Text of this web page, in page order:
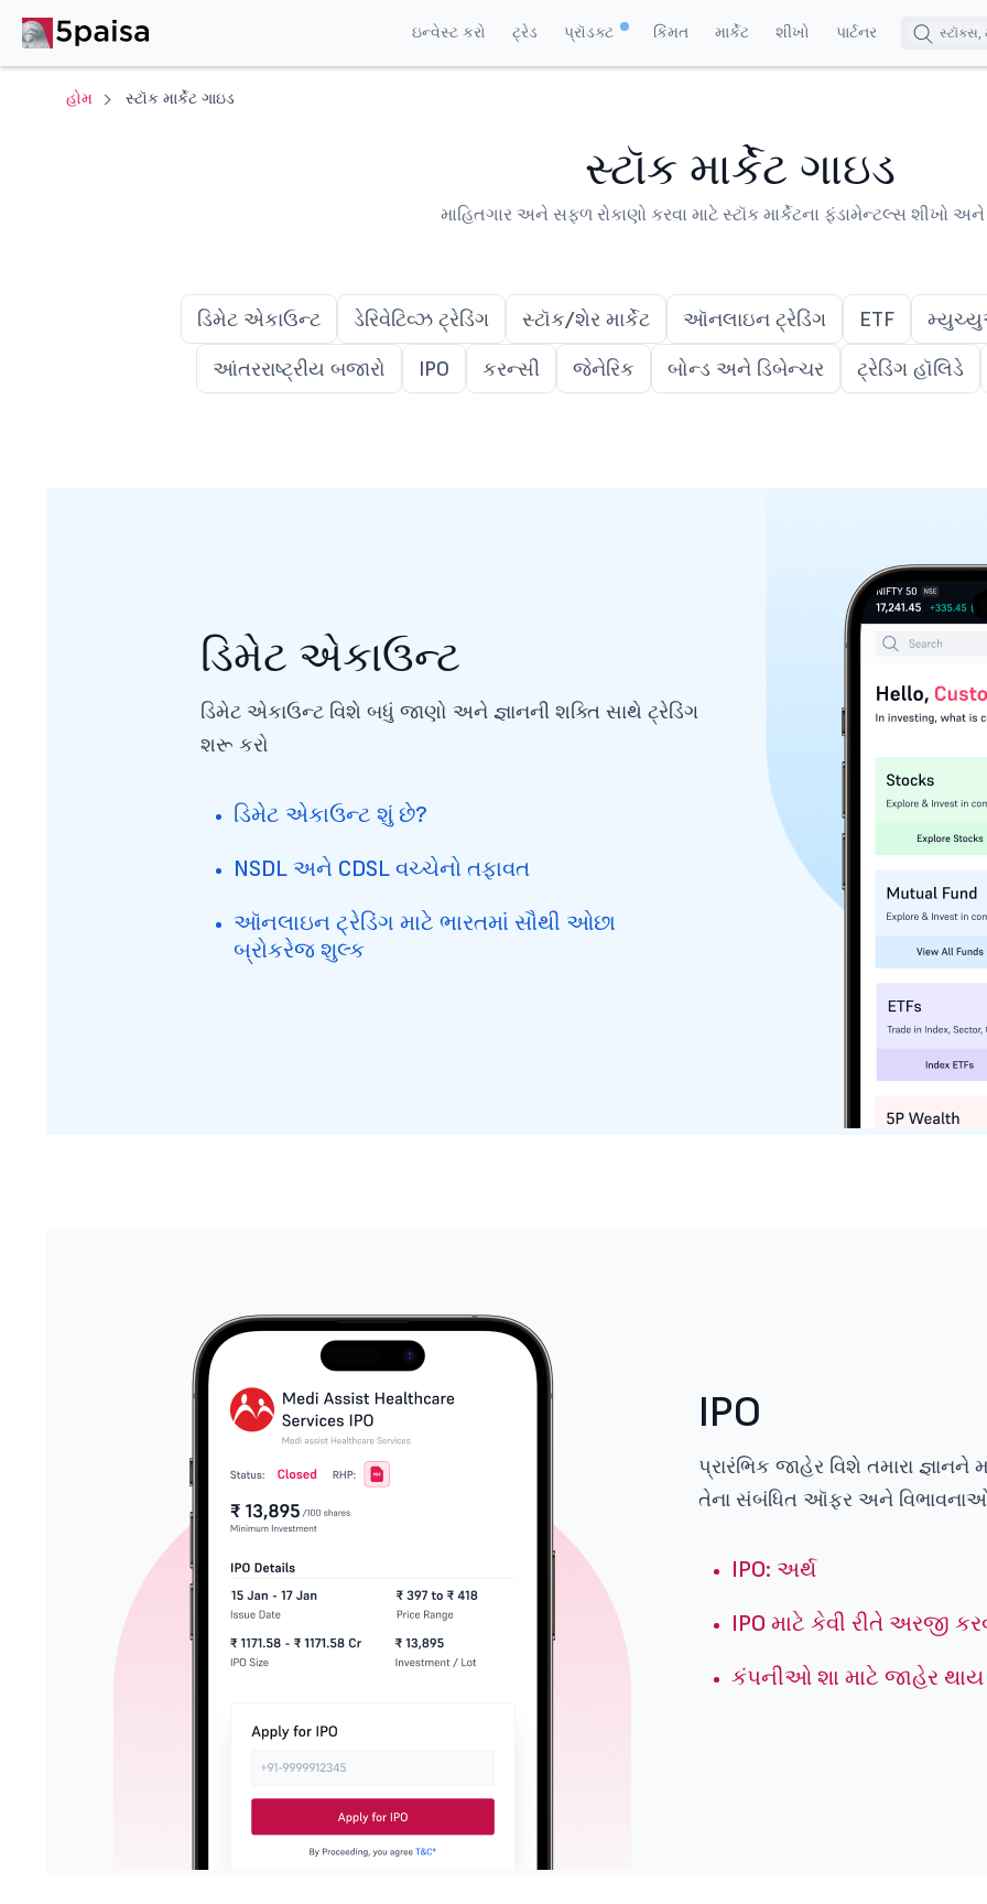
ઇન્વેસ્ટ કરો ટ્રેડ પ્રૉડક્ટ કિંમત માર્કેટ શીખો પાર્ટનર
હોમ સ્ટૉક માર્કેટ ગાઇડ
સ્ટૉક માર્કેટ ગાઇડ
માહિતગાર અને સફળ રોકાણો કરવા માટે સ્ટૉક માર્કેટના ફંડામેન્ટલ્સ શીખો
ડિમેટ એકાઉન્ટ ડેરિવેટિવ્ઝ ટ્રેડિંગ સ્ટૉક/શેર માર્કેટ ઑનલાઇન ટ્રેડિંગ ETF
આંતરરાષ્ટ્રીય બજારો
IPO કરન્સી જેનેરિક બોન્ડ અને ડિબેન્ચર ટ્રેડિંગ હૉલિડે
ડિમેટ એકાઉન્ટ
ડિમેટ એકાઉન્ટ વિશે બધું જાણો અને જ્ઞાનની શક્તિ સાથે ટ્રેડિંગ
શરૂ કરો
ડિમેટ એકાઉન્ટ શું છે?
NSDL અને CDSL વચ્ચેનો તફાવત
ઑનલાઇન ટ્રેડિંગ માટે ભારતમાં સૌથી ઓછા
બ્રોકરેજ શુલ્ક
IPO
પ્રારંભિક જાહેર વિશે તમારા
તેના સંબંધિત ઑફર અને
IPO: અર્થ
IPO માટે કેવી રીતે અરજી
કંપનીઓ શા માટે જાહેર